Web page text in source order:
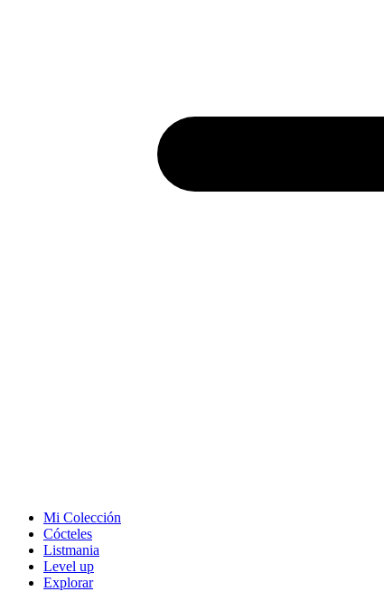
Mi Colección
Cócteles
Listmania
Level up
Explorar